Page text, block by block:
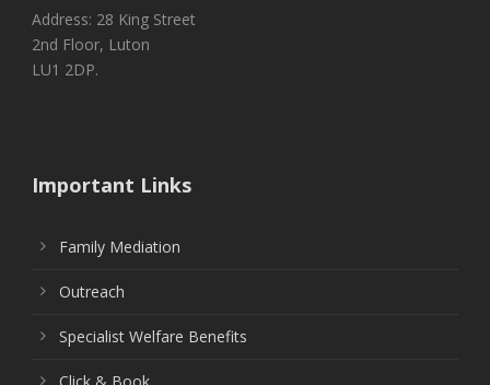
Address: 28 King Street
2nd Floor, Luton
LU1 2DP.
Important Links
Family Mediation
Outreach
Specialist Welfare Benefits
Click & Book